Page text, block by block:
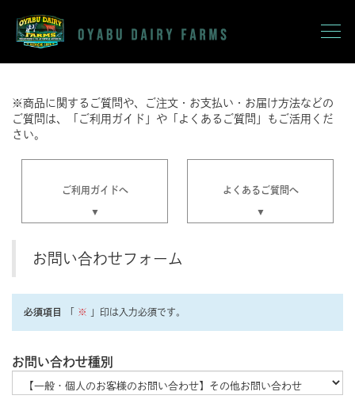
※商品に関するご質問や、ご注文・お支払い・お届け方法などの
ご質問は、「ご利用ガイド」や「よくあるご質問」もご活用くだ
さい。
ご利用ガイドへ よくあるご質問へ
お問い合わせフォーム
必須項目 ※ 」印は入力必須です。
お問い合わせ種別